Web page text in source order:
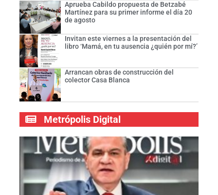
Aprueba Cabildo propuesta de Betzabé
Martínez para su primer informe el día 20
de agosto
Invitan este viernes a la presentación del
libro ‘Mamá, en tu ausencia ¿quién por mí?’
Arrancan obras de construcción del
colector Casa Blanca
Metrópolis Digital